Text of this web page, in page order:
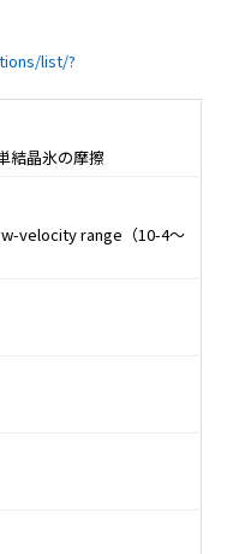
list/?
結晶氷の摩擦
velocity range（10-4〜